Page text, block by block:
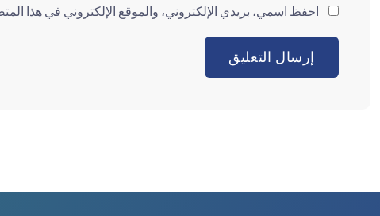
احفظ اسمي، بريدي الإلكتروني، والموقع الإلكتروني في هذا